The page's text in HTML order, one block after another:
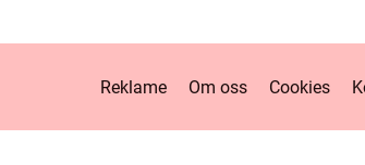
Reklame Om oss Cookies